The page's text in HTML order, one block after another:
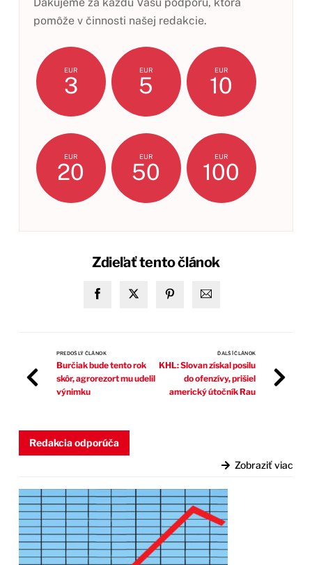
pomôže v činnosti našej redakcie.
EUR
3
EUR
5
EUR
10
EUR
20
EUR
50
EUR
100
Zdieľať tento článok
PREDOŠLÝ ČLÁNOK
Burčiak bude tento rok
skôr, agrorezort mu udelil
výnimku
ĎALŠÍ ČLÁNOK
KHL: Slovan získal posilu
do ofenzívy, prišiel
americký útočník Rau
Redakcia odporúča
Zobraziť viac